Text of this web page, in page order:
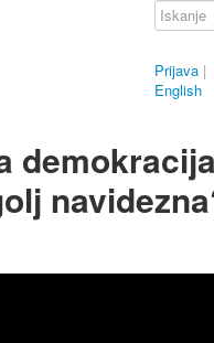
Prijava |
English